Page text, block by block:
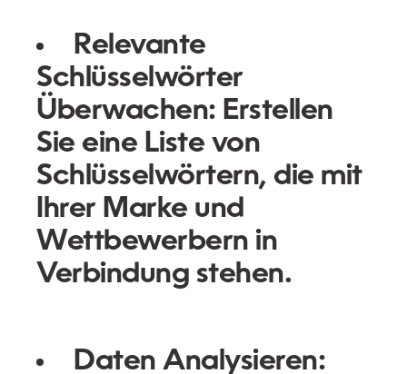
Relevante
Schlüsselwörter
Überwachen: Erstellen
Sie eine Liste von
Schlüsselwörtern, die mit
Ihrer Marke und
Wettbewerbern in
Verbindung stehen.
Daten Analysieren: